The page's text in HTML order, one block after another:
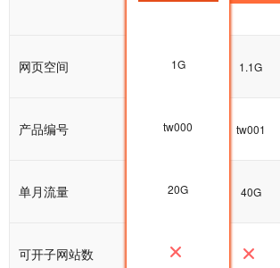
网页空间 1G 1.1G
产品编号 tw000 tw001
单月流量 20G 40G
可开子网站数
1G
tw000
20G